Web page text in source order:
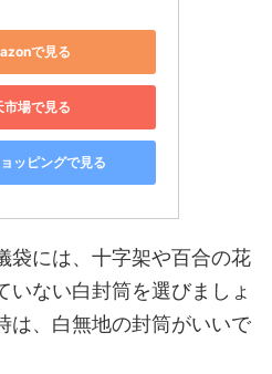
で見る
市場で見る
ッピングで見る
袋には、十字架や百合の花
いない白封筒を選びましょ
は、白無地の封筒がいいで